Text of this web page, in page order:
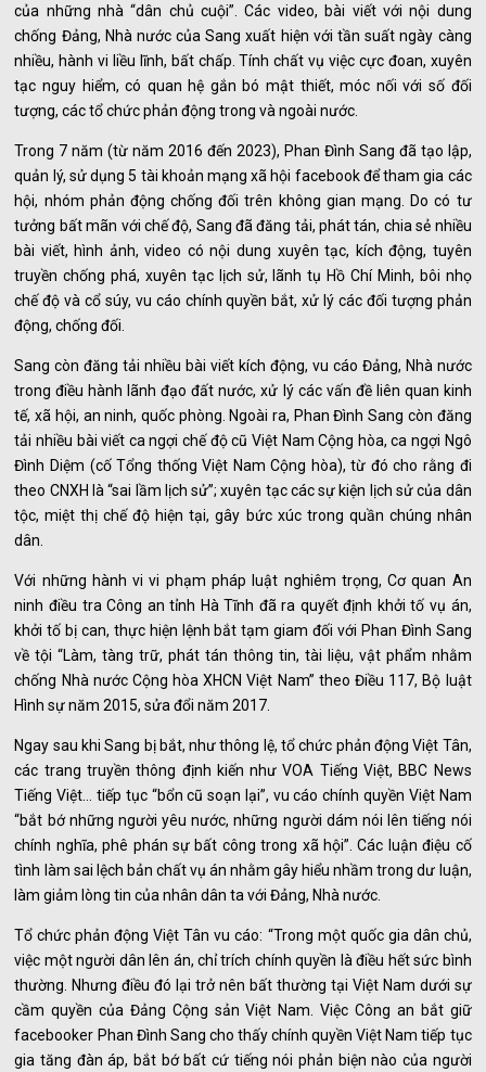
của những nhà “dân chủ cuội”. Các video, bài viết với nội dung
chống Đảng, Nhà nước của Sang xuất hiện với tần suất ngày càng
nhiều, hành vi liều lĩnh, bất chấp. Tính chất vụ việc cực đoan, xuyên
tạc nguy hiểm, có quan hệ gắn bó mật thiết, móc nối với số đối
tượng, các tổ chức phản động trong và ngoài nước.
Trong 7 năm (từ năm 2016 đến 2023), Phan Đình Sang đã tạo lập,
quản lý, sử dụng 5 tài khoản mạng xã hội facebook để tham gia các
hội, nhóm phản động chống đối trên không gian mạng. Do có tư
tưởng bất mãn với chế độ, Sang đã đăng tải, phát tán, chia sẻ nhiều
bài viết, hình ảnh, video có nội dung xuyên tạc, kích động, tuyên
truyền chống phá, xuyên tạc lịch sử, lãnh tụ Hồ Chí Minh, bôi nhọ
chế độ và cổ súy, vu cáo chính quyền bắt, xử lý các đối tượng phản
động, chống đối.
Sang còn đăng tải nhiều bài viết kích động, vu cáo Đảng, Nhà nước
trong điều hành lãnh đạo đất nước, xử lý các vấn đề liên quan kinh
tế, xã hội, an ninh, quốc phòng. Ngoài ra, Phan Đình Sang còn đăng
tải nhiều bài viết ca ngợi chế độ cũ Việt Nam Cộng hòa, ca ngợi Ngô
Đình Diệm (cố Tổng thống Việt Nam Cộng hòa), từ đó cho rằng đi
theo CNXH là “sai lầm lịch sử”; xuyên tạc các sự kiện lịch sử của dân
tộc, miệt thị chế độ hiện tại, gây bức xúc trong quần chúng nhân
dân.
Với những hành vi vi phạm pháp luật nghiêm trọng, Cơ quan An
ninh điều tra Công an tỉnh Hà Tĩnh đã ra quyết định khởi tố vụ án,
khởi tố bị can, thực hiện lệnh bắt tạm giam đối với Phan Đình Sang
về tội “Làm, tàng trữ, phát tán thông tin, tài liệu, vật phẩm nhằm
chống Nhà nước Cộng hòa XHCN Việt Nam” theo Điều 117, Bộ luật
Hình sự năm 2015, sửa đổi năm 2017.
Ngay sau khi Sang bị bắt, như thông lệ, tổ chức phản động Việt Tân,
các trang truyền thông định kiến như VOA Tiếng Việt, BBC News
Tiếng Việt… tiếp tục “bổn cũ soạn lại”, vu cáo chính quyền Việt Nam
“bắt bớ những người yêu nước, những người dám nói lên tiếng nói
chính nghĩa, phê phán sự bất công trong xã hội”. Các luận điệu cố
tình làm sai lệch bản chất vụ án nhằm gây hiểu nhầm trong dư luận,
làm giảm lòng tin của nhân dân ta với Đảng, Nhà nước.
Tổ chức phản động Việt Tân vu cáo: “Trong một quốc gia dân chủ,
việc một người dân lên án, chỉ trích chính quyền là điều hết sức bình
thường. Nhưng điều đó lại trở nên bất thường tại Việt Nam dưới sự
cầm quyền của Đảng Cộng sản Việt Nam. Việc Công an bắt giữ
facebooker Phan Đình Sang cho thấy chính quyền Việt Nam tiếp tục
gia tăng đàn áp, bắt bớ bất cứ tiếng nói phản biện nào của người